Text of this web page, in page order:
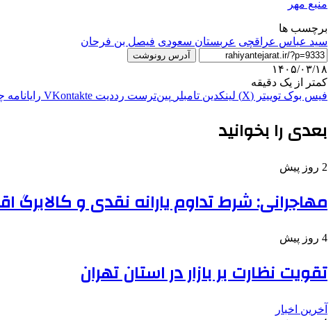
منبع مهر
برچسب ها
سید عباس عراقچی عربستان سعودی فیصل بن فرحان
آدرس رونوشت
۱۴۰۵/۰۳/۱۸
کمتر از یک دقیقه
فیس بوک توییتر (X) لینکدین ‫تامبلر ‫پین‌ترست ‫رددیت ‫VKontakte رایانامه
بعدی را بخوانید
2 روز پیش
مهاجرانی: شرط تداوم یارانه نقدی و کالابرگ
4 روز پیش
تقویت نظارت بر بازار در استان تهران
آخرین اخبار